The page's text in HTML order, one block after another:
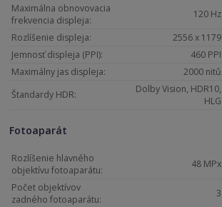
Maximálna obnovovacia
frekvencia displeja:
120 Hz
Rozlíšenie displeja:
2556 x 1179
Jemnosť displeja (PPI):
460 PPI
Maximálny jas displeja:
2000 nitů
Štandardy HDR:
Dolby Vision, HDR10,
HLG
Fotoaparát
Rozlíšenie hlavného
objektívu fotoaparátu:
48 MPx
Počet objektívov
zadného fotoaparátu:
3